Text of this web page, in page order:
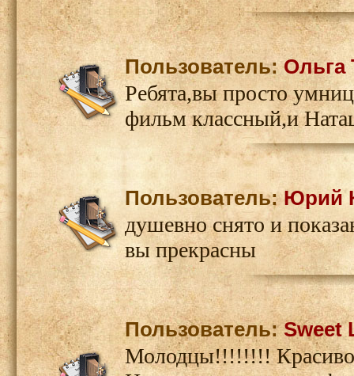
Пользователь:Ольга
Ребята,вы просто
фильм классный,и
Пользователь:Юрий
душевно снято и
вы прекрасны
Пользователь:Sweet
Молодцы!!!!!!!!